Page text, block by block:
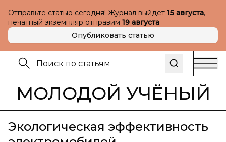
Отправьте статью сегодня! Журнал выйдет 15 августа,
печатный экземпляр отправим 19 августа
Опубликовать статью
МОЛОДОЙ УЧЁНЫЙ
Экологическая эффективность